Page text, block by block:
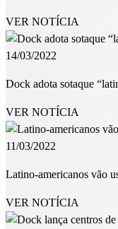
VER NOTÍCIA
14/03/2022
Dock adota sotaque
VER NOTÍCIA
11/03/2022
Latino-americanos vão
VER NOTÍCIA